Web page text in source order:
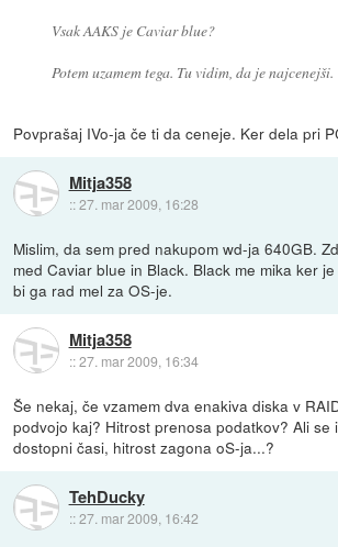
Vsak AAKS je Caviar blue?
Potem uzamem tega. Tu vidim, da je najcenejši.
Povprašaj IVo-ja če ti da ceneje. Ker dela pri
Mitja358
::27. mar 2009, 16:28
Mislim, da sem pred nakupom wd-ja 640GB.
med Caviar blue in Black. Black me mika ker
bi ga rad mel za OS-je.
Mitja358
::27. mar 2009, 16:34
Še nekaj, če vzamem dva enakiva diska v
podvojo kaj? Hitrost prenosa podatkov? Ali se
dostopni časi, hitrost zagona oS-ja...?
TehDucky
::27. mar 2009, 16:42